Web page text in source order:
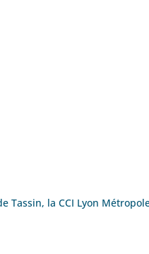
la CCI Lyon